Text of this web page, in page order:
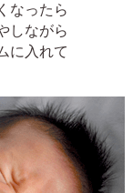
なったら
しながら
に入れて